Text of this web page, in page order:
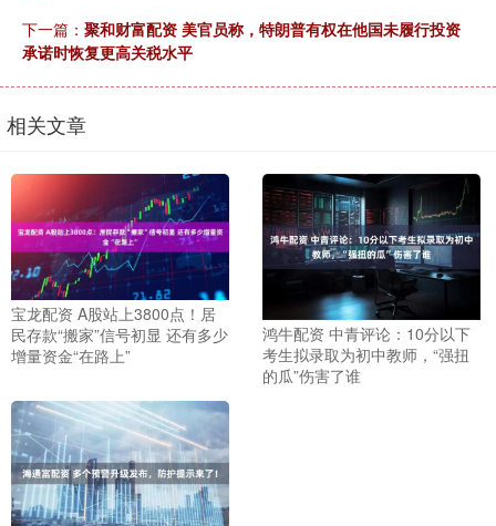
下一篇： 聚和财富配资 美官员称，特朗普有权在他国未履行投资
承诺时恢复更高关税水平
相关文章
宝龙配资 A股站上3800点！居
民存款“搬家”信号初显 还有多少
增量资金“在路上”
鸿牛配资 中青评论：10分以下
考生拟录取为初中教师，“强扭
的瓜”伤害了谁